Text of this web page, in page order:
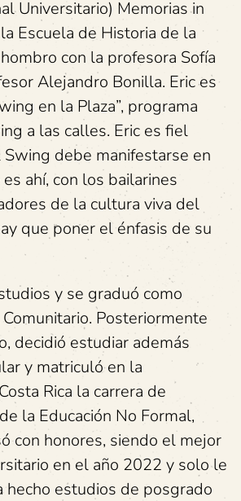
Universitario) Memorias in
Escuela de Historia de la
con la profesora Sofía
Alejandro Bonilla. Eric es
en la Plaza”, programa
a las calles. Eric es fiel
debe manifestarse en
ahí, con los bailarines
de la cultura viva del
que poner el énfasis de su
y se graduó como
Posteriormente
decidió estudiar además
y matriculó en la
Rica la carrera de
la Educación No Formal,
con honores, siendo el mejor
en el año 2022 y solo le
hecho estudios de posgrado